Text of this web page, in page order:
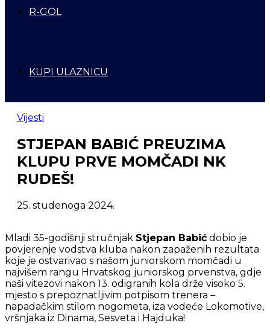
R-GOL
KUPI ULAZNICU
Vijesti
STJEPAN BABIĆ PREUZIMA
KLUPU PRVE MOMČADI NK
RUDEŠ!
25. studenoga 2024.
Mladi 35-godišnji stručnjak Stjepan Babić dobio je
povjerenje vodstva kluba nakon zapaženih rezultata
koje je ostvarivao s našom juniorskom momčadi u
najvišem rangu Hrvatskog juniorskog prvenstva, gdje
naši vitezovi nakon 13. odigranih kola drže visoko 5.
mjesto s prepoznatljivim potpisom trenera –
napadačkim stilom nogometa, iza vodeće Lokomotive,
vršnjaka iz Dinama, Sesveta i Hajduka!